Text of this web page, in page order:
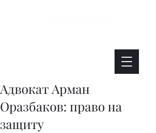
Адвокат Арман
Оразбаков: право на
защиту